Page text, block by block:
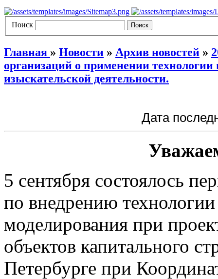
Поиск
Главная » Новости » Архив новостей »
организаций о применении
изыскательской деятельности.
Дата
5 сентября состоялось
по внедрению
моделирования при
объектов капитального
Петербурге при